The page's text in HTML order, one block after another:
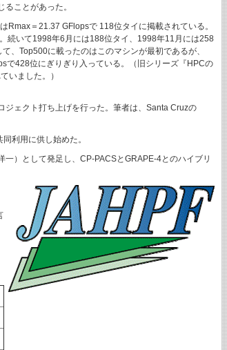
ことがあった。
＝21.37 GFlopsで 118位タイに掲載されている。
続いて1998年6月には188位タイ、1998年11月には258
、Top500に載ったのはこのマシンが最初であるが、
428位にぎりぎり入っている。（旧シリーズ『HPCの
いました。）
ェクト打ち上げを行った。筆者は、Santa Cruzの
利用に供し始めた。
）として発足し、CP-PACSとGRAPE-4とのハイブリ